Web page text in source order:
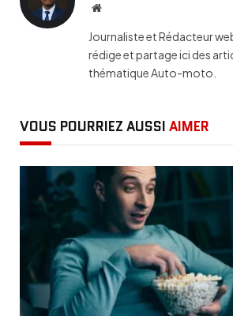
Website
Journaliste et Rédacteur
rédige et partage ici des
thématique Auto-moto.
VOUS POURRIEZ AUSSI AIMER